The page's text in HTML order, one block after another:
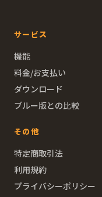
サービス
機能
料金/お支払い
ダウンロード
ブルー版との比較
その他
特定商取引法
利用規約
プライバシーポリシー